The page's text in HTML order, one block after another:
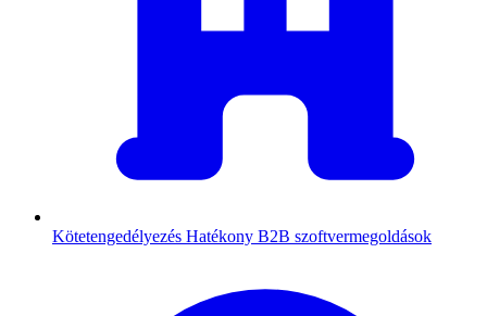
Kötetengedélyezés Hatékony B2B szoftvermegoldások